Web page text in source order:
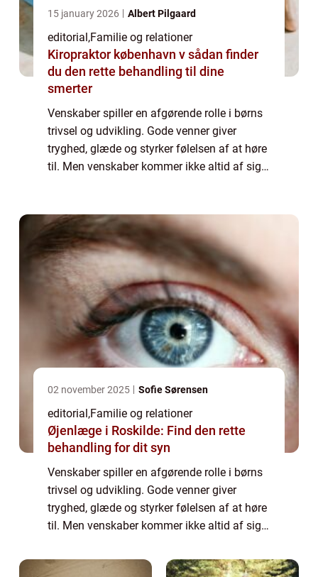
15 january 2026 Albert Pilgaard
editorial,Familie og relationer
Kiropraktor københavn v sådan finder
du den rette behandling til dine
smerter
Venskaber spiller en afgørende rolle i børns
trivsel og udvikling. Gode venner giver
tryghed, glæde og styrker følelsen af at høre
til. Men venskaber kommer ikke altid af sig
02 november 2025 Sofie Sørensen
editorial,Familie og relationer
Øjenlæge i Roskilde: Find den rette
behandling for dit syn
Venskaber spiller en afgørende rolle i børns
trivsel og udvikling. Gode venner giver
tryghed, glæde og styrker følelsen af at høre
til. Men venskaber kommer ikke altid af sig